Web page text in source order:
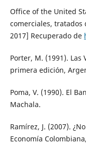
Office of the United
comerciales, tratados
2017] Recuperado de
Porter, M. (1991). Las
primera edición,
Poma, V. (1990). El
Machala.
Ramírez, J. (2007).
Economía